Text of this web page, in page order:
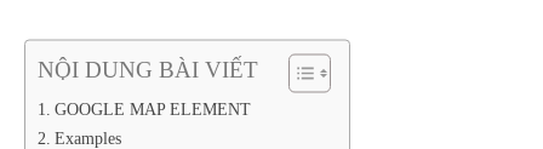
NỘI DUNG BÀI VIẾT
GOOGLE MAP ELEMENT
Examples